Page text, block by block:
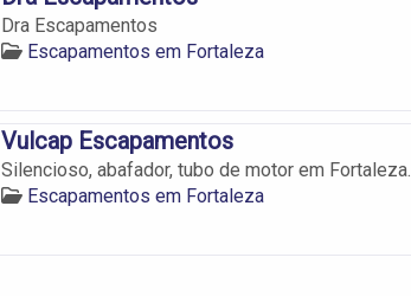
Dra Escapamentos
Escapamentos em Fortaleza
Vulcap Escapamentos
Silencioso, abafador, tubo de motor em Fortaleza.
Escapamentos em Fortaleza